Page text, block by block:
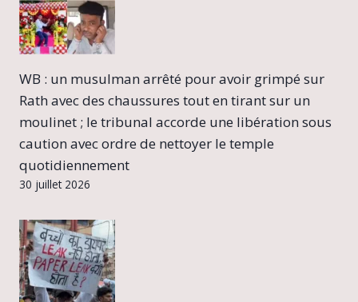
WB : un musulman arrêté pour avoir grimpé sur
Rath avec des chaussures tout en tirant sur un
moulinet ; le tribunal accorde une libération sous
caution avec ordre de nettoyer le temple
quotidiennement
30 juillet 2026